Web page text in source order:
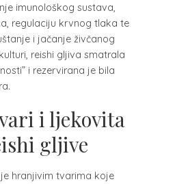
imunološkog sustava,
regulaciju krvnog tlaka te
i jačanje živčanog
reishi gljiva smatrala
i rezervirana je bila
i ljekovita
gljive
hranjivim tvarima koje